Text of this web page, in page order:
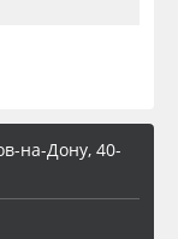
на-Дону, 40-